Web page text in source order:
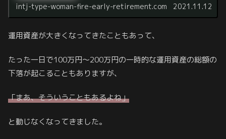
intj-type-woman-fire-early-retirement.com 2021.11.12
運用資産が大きくなってきたこともあって、
たった一日で100万円～200万円の一時的な運用資産の総額の
下落が起こることもありますが、
「まあ、そういうこともあるよね」
と動じなくなってきました。